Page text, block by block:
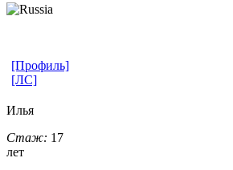
[Профиль]
[ЛС]
Илья
Стаж: 17
лет